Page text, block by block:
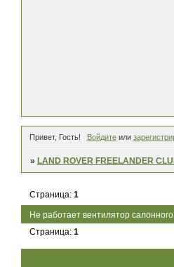
Привет, Гость! Войдитеили
»LAND ROVER FREELANDER
Не работает вентилятор
Страница:1
Страница:1